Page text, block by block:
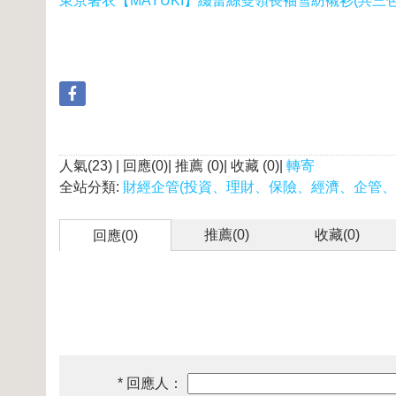
人氣(23) | 回應(0)| 推薦 (0)| 收藏 (0)| 轉寄
全站分類: 財經企管(投資、理財、保險、經濟、企管
回應(0) 推薦(0) 收藏(0)
* 回應人：